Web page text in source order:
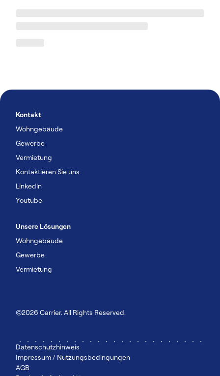
Kontakt
Wohngebäude
Gewerbe
Vermietung
Kontaktieren Sie uns
Linkedln
Youtube
Unsere Lösungen
Wohngebäude
Gewerbe
Vermietung
©2026 Carrier. All Rights Reserved.
Datenschutzhinweis
Impressum / Nutzungsbedingungen
AGB